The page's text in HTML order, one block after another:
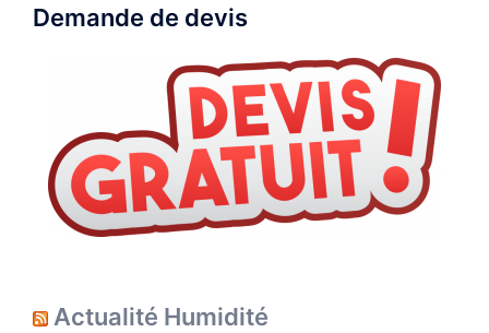
Demande de devis
Actualité Humidité